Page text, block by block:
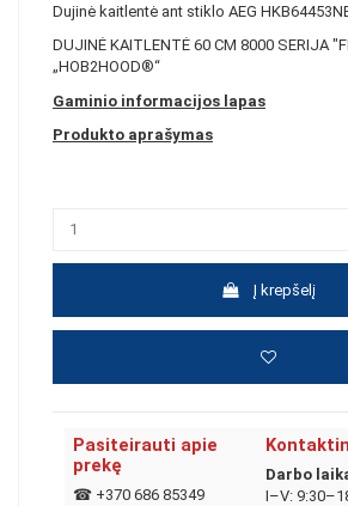
Dujinė kaitlentė ant stiklo AEG
DUJINĖ KAITLENTĖ 60 CM 8000 SERIJA
„HOB2HOOD®“
Gaminio informacijos lapas
Produkto aprašymas
Į krepšelį
Pasiteirauti apie
prekę
☎ +370 686 85349
Darbo
I–V: